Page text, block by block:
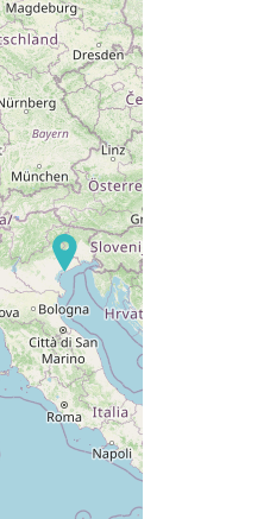
L'Argentière ?
Scoprire